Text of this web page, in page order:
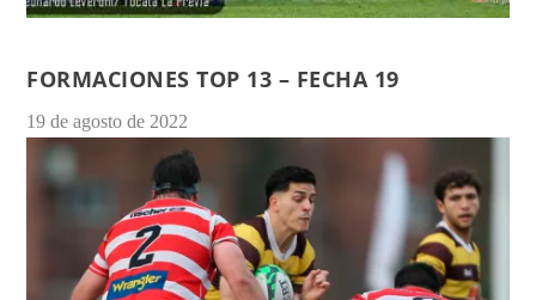
FORMACIONES TOP 13 – FECHA 19
19 de agosto de 2022